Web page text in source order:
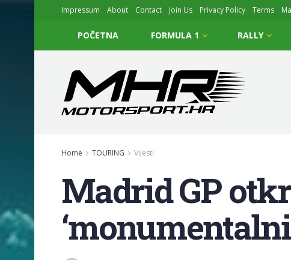
Impressum About Contact Join Us Privacy Policy Terms
POČETNA FORMULA 1 RALLY
Home TOURING Vijesti
Madrid GP